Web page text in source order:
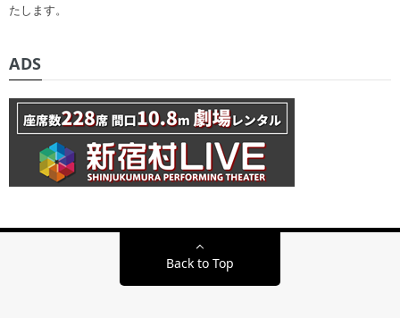
たします。
ADS
Back to Top